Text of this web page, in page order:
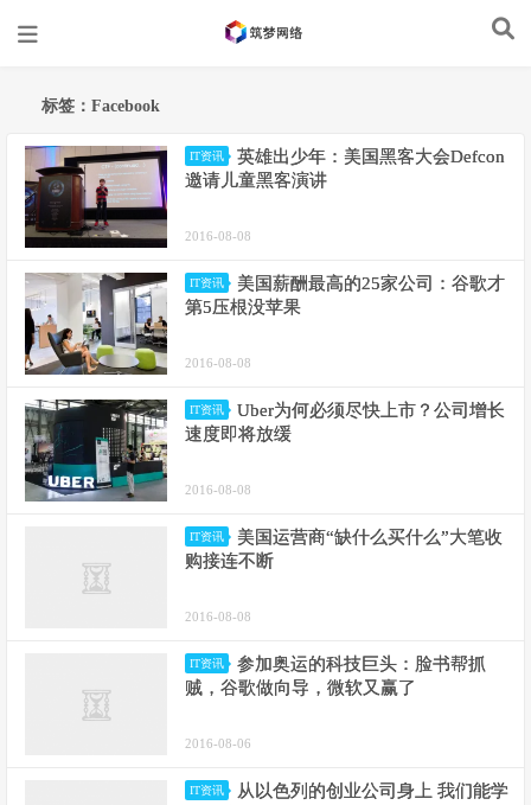
标签：Facebook
IT资讯
英雄出少年：美国黑客大会Defcon
邀请儿童黑客演讲
2016-08-08
IT资讯
美国薪酬最高的25家公司：谷歌才
第5压根没苹果
2016-08-08
IT资讯
Uber为何必须尽快上市？公司增长
速度即将放缓
2016-08-08
IT资讯
美国运营商“缺什么买什么”大笔收
购接连不断
2016-08-08
IT资讯
参加奥运的科技巨头：脸书帮抓
贼，谷歌做向导，微软又赢了
2016-08-06
IT资讯
从以色列的创业公司身上 我们能学